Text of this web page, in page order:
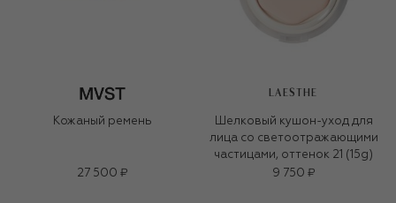
Кожаный ремень
27 500 ₽
LAESTHE
Шелковый кушон-уход для
лица со светоотражающими
частицами, оттенок 21 (15g)
9 750 ₽